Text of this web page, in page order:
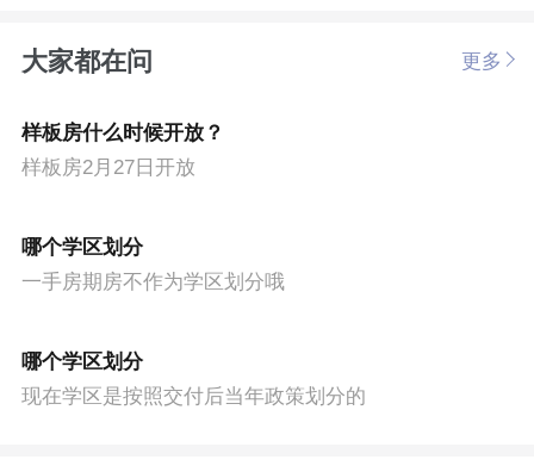
大家都在问 更多
样板房什么时候开放？
样板房2月27日开放
哪个学区划分
一手房期房不作为学区划分哦
哪个学区划分
现在学区是按照交付后当年政策划分的